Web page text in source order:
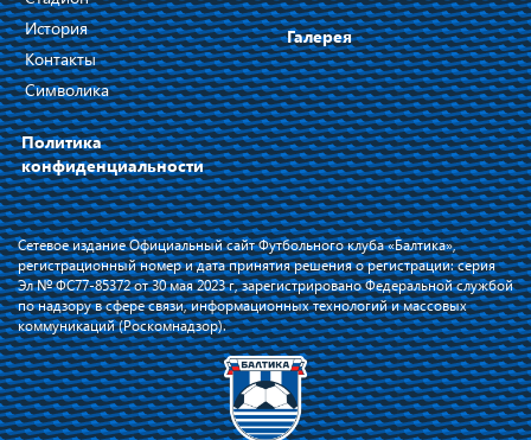
История
Контакты
Символика
Политика
конфиденциальности
Галерея
Сетевое издание Официальный сайт Футбольного клуба «Балтика»,
регистрационный номер и дата принятия решения о регистрации: серия
Эл № ФС77-85372 от 30 мая 2023 г, зарегистрировано Федеральной службой
по надзору в сфере связи, информационных технологий и массовых
коммуникаций (Роскомнадзор).